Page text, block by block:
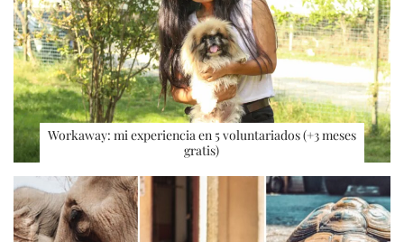
Workaway: mi experiencia en 5 voluntariados (+3 meses
gratis)